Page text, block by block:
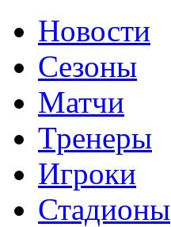
Новости
Сезоны
Матчи
Тренеры
Игроки
Стадионы